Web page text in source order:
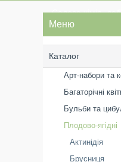
Садова хімія,
Каталог
Арт-набори та
Багаторічні
Бульби та
Плодово-ягідні
Актинідія
Брусниця